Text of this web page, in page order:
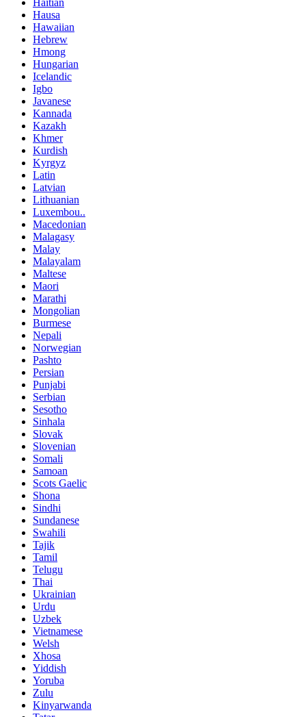
Haitian
Hausa
Hawaiian
Hebrew
Hmong
Hungarian
Icelandic
Igbo
Javanese
Kannada
Kazakh
Khmer
Kurdish
Kyrgyz
Latin
Latvian
Lithuanian
Luxembou..
Macedonian
Malagasy
Malay
Malayalam
Maltese
Maori
Marathi
Mongolian
Burmese
Nepali
Norwegian
Pashto
Persian
Punjabi
Serbian
Sesotho
Sinhala
Slovak
Slovenian
Somali
Samoan
Scots Gaelic
Shona
Sindhi
Sundanese
Swahili
Tajik
Tamil
Telugu
Thai
Ukrainian
Urdu
Uzbek
Vietnamese
Welsh
Xhosa
Yiddish
Yoruba
Zulu
Kinyarwanda